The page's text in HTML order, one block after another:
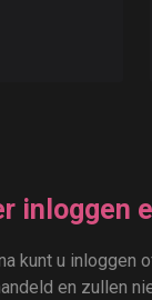
inloggen
kunt u inloggen
en zullen